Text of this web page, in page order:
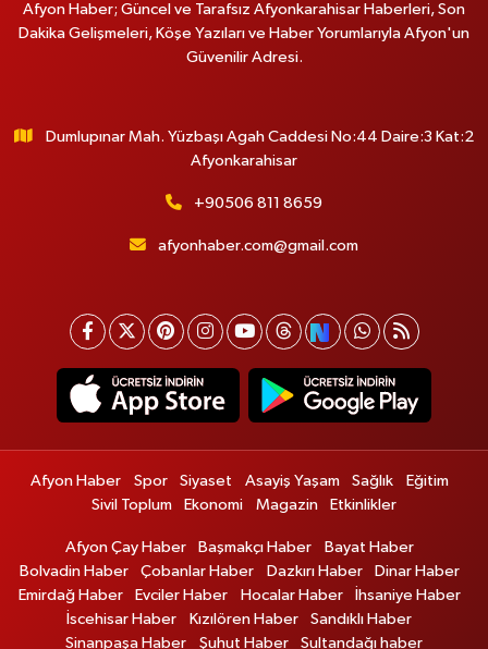
Afyon Haber; Güncel ve Tarafsız Afyonkarahisar Haberleri, Son
Dakika Gelişmeleri, Köşe Yazıları ve Haber Yorumlarıyla Afyon'un
Güvenilir Adresi.
Dumlupınar Mah. Yüzbaşı Agah Caddesi No:44 Daire:3 Kat:2
Afyonkarahisar
+90506 811 8659
afyonhaber.com@gmail.com
Afyon Haber Spor Siyaset Asayiş Yaşam Sağlık
Eğitim
Sivil Toplum
Ekonomi Magazin Etkinlikler
Afyon Çay Haber Başmakçı Haber
Bayat Haber
Bolvadin Haber
Çobanlar Haber Dazkırı Haber
Dinar Haber
Emirdağ Haber
Evciler Haber Hocalar Haber
İhsaniye Haber
İscehisar Haber
Kızılören Haber
Sandıklı Haber
Sinanpaşa Haber
Şuhut Haber Sultandağı haber